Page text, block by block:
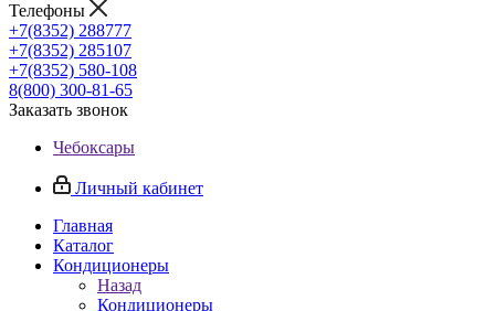
Телефоны
+7(8352) 288777
+7(8352) 285107
+7(8352) 580-108
8(800) 300-81-65
Заказать звонок
Чебоксары
Личный кабинет
Главная
Каталог
Кондиционеры
Назад
Кондиционеры